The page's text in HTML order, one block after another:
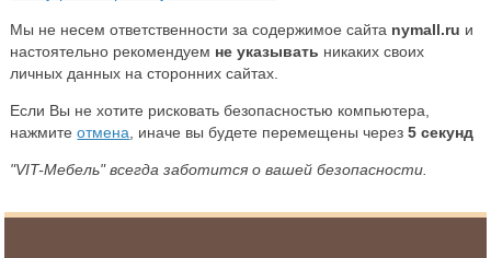
Мы не несем ответственности за содержимое сайта nymall.ru и
настоятельно рекомендуем не указывать никаких своих
личных данных на сторонних сайтах.
Если Вы не хотите рисковать безопасностью компьютера,
нажмитеотмена , иначе вы будете перемещены через5 секунд
"VIT-Мебель" всегда заботится о вашей безопасности.